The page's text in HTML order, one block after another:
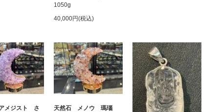
1050g
40,000円(税込)
メジスト さ
天然石 メノウ 瑪瑙